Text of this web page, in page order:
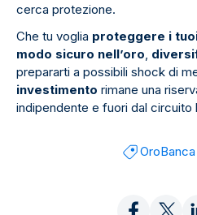
cerca protezione.
Che tu voglia proteggere i
modo sicuro nell’oro
prepararti a possibili shock di
investimento rimane una
indipendente e fuori dal circuito
Oro